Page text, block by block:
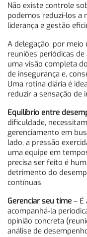
Não existe controle
podemos reduzi-los a
liderança e gestão
A delegação, por
reuniões periódicas
uma visão completa
de insegurança e,
Uma rotina diária é
reduzir a sensação de
Equilíbrio entre
dificuldade,
gerenciamento em
lado, a pressão
uma equipe em
precisa ser feito é
detrimento do
contínuas.
Gerenciar seu time – É
acompanhá-la
opinião concreta
análise de